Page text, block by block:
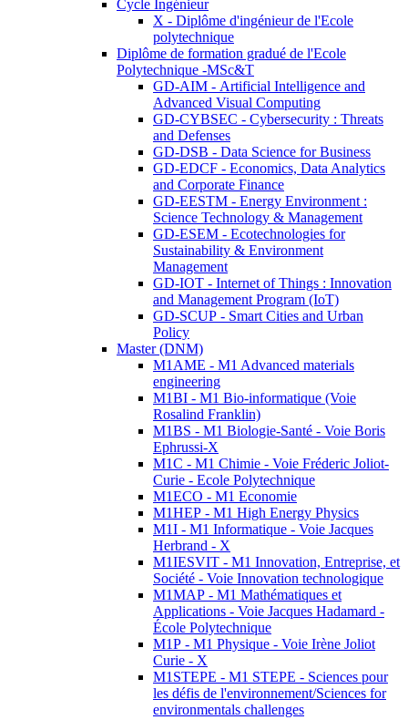
Cycle Ingénieur
X - Diplôme d'ingénieur de l'Ecole
polytechnique
Diplôme de formation gradué de l'Ecole
Polytechnique -MSc&T
GD-AIM - Artificial Intelligence and
Advanced Visual Computing
GD-CYBSEC - Cybersecurity : Threats
and Defenses
GD-DSB - Data Science for Business
GD-EDCF - Economics, Data Analytics
and Corporate Finance
GD-EESTM - Energy Environment :
Science Technology & Management
GD-ESEM - Ecotechnologies for
Sustainability & Environment
Management
GD-IOT - Internet of Things : Innovation
and Management Program (IoT)
GD-SCUP - Smart Cities and Urban
Policy
Master (DNM)
M1AME - M1 Advanced materials
engineering
M1BI - M1 Bio-informatique (Voie
Rosalind Franklin)
M1BS - M1 Biologie-Santé - Voie Boris
Ephrussi-X
M1C - M1 Chimie - Voie Fréderic Joliot-
Curie - Ecole Polytechnique
M1ECO - M1 Economie
M1HEP - M1 High Energy Physics
M1I - M1 Informatique - Voie Jacques
Herbrand - X
M1IESVIT - M1 Innovation, Entreprise, et
Société - Voie Innovation technologique
M1MAP - M1 Mathématiques et
Applications - Voie Jacques Hadamard -
École Polytechnique
M1P - M1 Physique - Voie Irène Joliot
Curie - X
M1STEPE - M1 STEPE - Sciences pour
les défis de l'environnement/Sciences for
environmentals challenges